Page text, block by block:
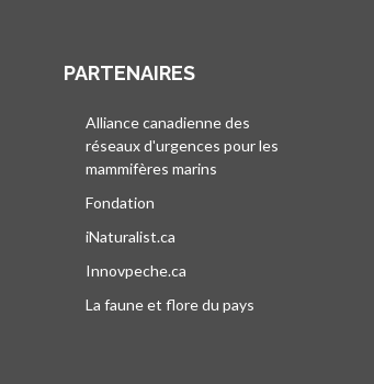
PARTENAIRES
Alliance canadienne des
réseaux d'urgences pour les
mammifères marins
Fondation
iNaturalist.ca
Innovpeche.ca
La faune et flore du pays